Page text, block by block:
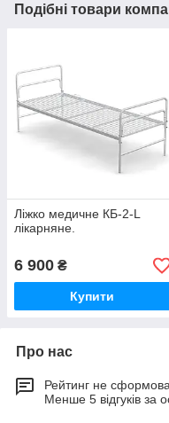
Подібні товари
Ліжко медичне КБ-2-L
лікарняне.
6 900 ₴
Купити
Про нас
Рейтинг не
Менше 5 відгуків за